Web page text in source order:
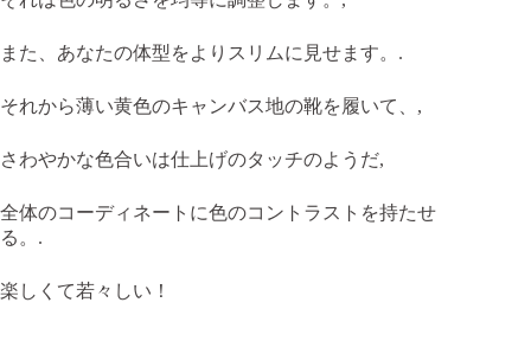
また、あなたの体型をよりスリムに見せます。.
それから薄い黄色のキャンバス地の靴を履いて、,
さわやかな色合いは仕上げのタッチのようだ,
全体のコーディネートに色のコントラストを持たせ
る。.
楽しくて若々しい！